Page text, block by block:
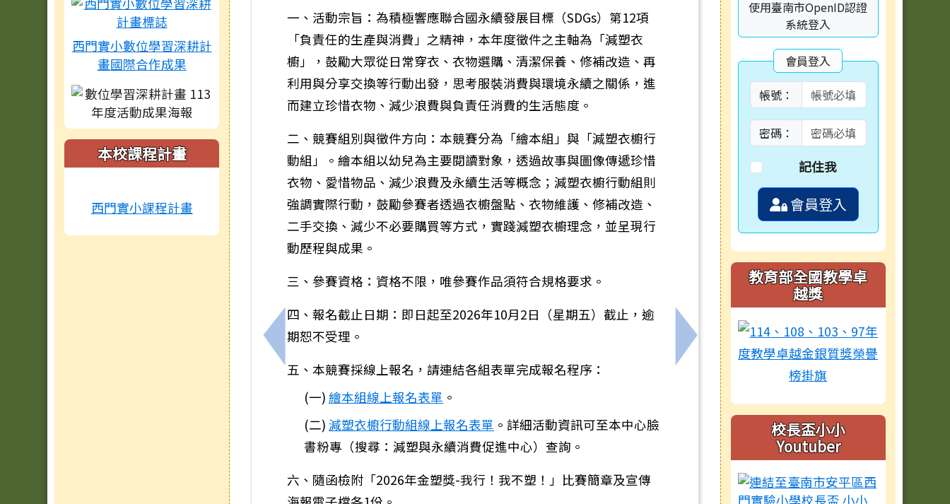
西門實小數位學習深耕計
畫國際合作成果
本校課程計畫
西門實小課程計畫
上一筆：臺南市安平區西門實驗小學 115 學年度教科書版本選用一覽表
一、活動宗旨：為積極響應聯合國永續發展目標（SDGs）第12項
「負責任的生產與消費」之精神，本年度徵件之主軸為「減塑衣
櫥」，鼓勵大眾從日常穿衣、衣物選購、清潔保養、修補改造、再
利用與分享交換等行動出發，思考服裝消費與環境永續之關係，進
而建立珍惜衣物、減少浪費與負責任消費的生活態度。
二、競賽組別與徵件方向：本競賽分為「繪本組」與「減塑衣櫥行
動組」。繪本組以幼兒為主要閱讀對象，透過故事與圖像傳遞珍惜
衣物、愛惜物品、減少浪費及永續生活等概念；減塑衣櫥行動組則
強調實際行動，鼓勵參賽者透過衣櫥盤點、衣物維護、修補改造、
二手交換、減少不必要購買等方式，實踐減塑衣櫥理念，並呈現行
動歷程與成果。
三、參賽資格：資格不限，唯參賽作品須符合規格要求。
四、報名截止日期：即日起至2026年10月2日（星期五）截止，逾
期恕不受理。
五、本競賽採線上報名，請連結各組表單完成報名程序：
(一)繪本組線上報名表單 。
(二)減塑衣櫥行動組線上報名表單 。詳細活動資訊可至本中心臉
書粉專（搜尋：減塑與永續消費促進中心）查詢。
六、隨函檢附「2026年金塑獎-我行！我不塑！」比賽簡章及宣傳
下一筆：轉知國立陽明交通大學辦理「E數位
使用臺南市OpenID認證
系統登入
會員登入
帳號：
密碼：
記住我
會員登入
教育部全國教學卓
越獎
校長盃小小
Youtuber